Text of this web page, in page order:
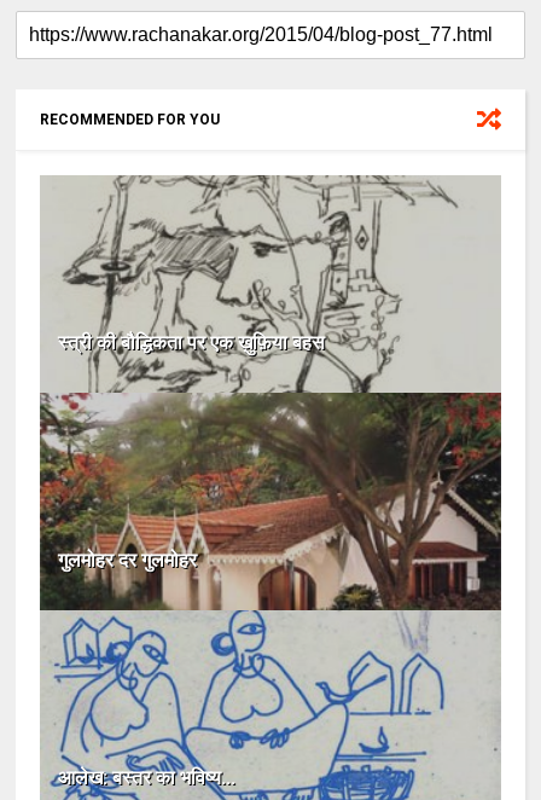
RECOMMENDED FOR YOU
स्त्री की बौद्धिकता पर एक ख़ुफ़िया बहस
गुलमोहर दर गुलमोहर
आलेख: बस्तर का भविष्य...